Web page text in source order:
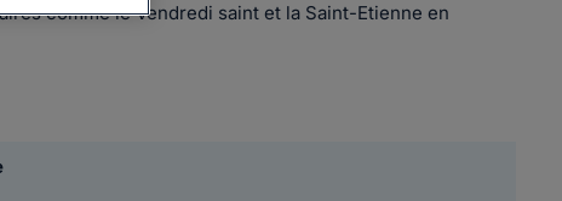
comme le Vendredi saint et la Saint-Etienne en